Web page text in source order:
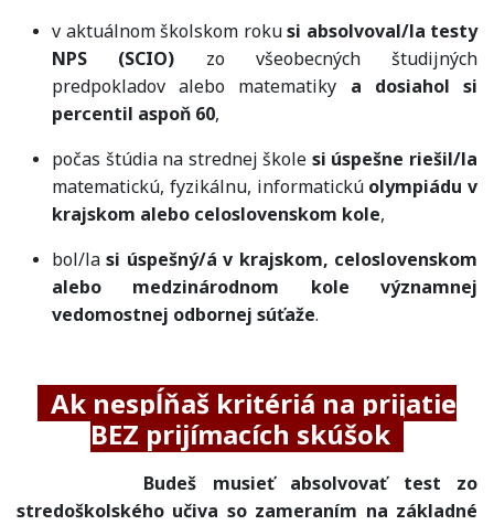
v aktuálnom školskom rokusi absolvoval/la testy
NPS (SCIO) zo všeobecných študijných
predpokladov alebo matematiky a dosiahol si
percentil aspoň 60,
počas štúdia na strednej škole si úspešne riešil/la
matematickú, fyzikálnu, informatickú olympiádu v
krajskom alebo celoslovenskom kole,
bol/lasi úspešný/á v krajskom, celoslovenskom
alebo medzinárodnom kole významnej
vedomostnej odbornej súťaže.
Ak nespĺňaš kritériá na prijatie
BEZ prijímacích skúšok
Budeš musieť absolvovať test zo
stredoškolského učiva so zameraním na základné